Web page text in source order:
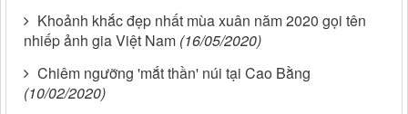
Khoảnh khắc đẹp nhất mùa xuân năm 2020 gọi tên
nhiếp ảnh gia Việt Nam (16/05/2020)
Chiêm ngưỡng 'mắt thần' núi tại Cao Bằng
(10/02/2020)